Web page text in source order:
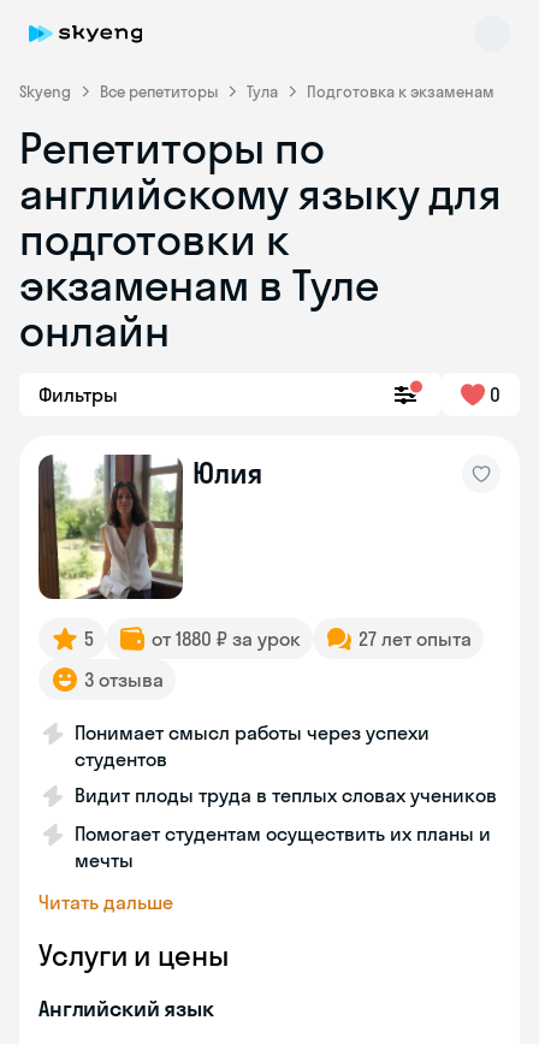
Skyeng Все репетиторы Тула Подготовка к экзаменам
Репетиторы по
английскому языку для
подготовки к
экзаменам в Туле
онлайн
Фильтры 0
Юлия
5 от 1880 ₽ за урок
27 лет опыта
3 отзыва
Понимает смысл работы через успехи
студентов
Видит плоды труда в теплых словах учеников
Помогает студентам осуществить их планы и
мечты
Читать дальше
Услуги и цены
Английский язык
Skyeng Chat
online